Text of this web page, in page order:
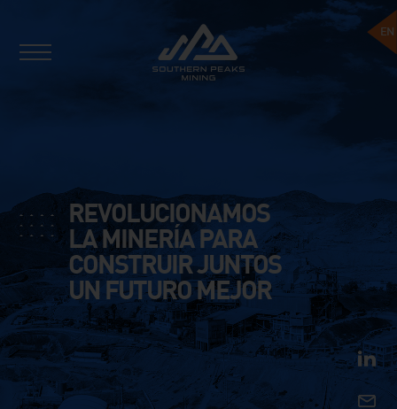
EN
REVOLUCIONAMOS
LA MINERÍA PARA
CONSTRUIR JUNTOS
UN FUTURO MEJOR